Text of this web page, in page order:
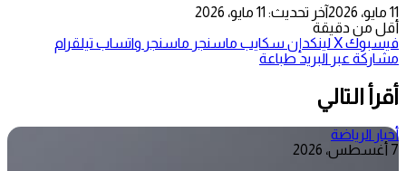
11 مايو، 2026
آخر تحديث: 11 مايو، 2026
أقل من دقيقة
فيسبوك‫Xلينكدإن سكايب ماسنجر ماسنجر واتساب تيلقرام
مشاركة عبر البريد طباعة
أقرأ التالي
أخبار الرياضة
7 أغسطس، 2026